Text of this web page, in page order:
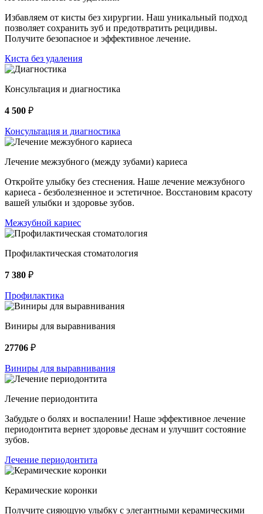
Избавляем от кисты без хирургии. Наш уникальный подход
позволяет сохранить зуб и предотвратить рецидивы.
Получите безопасное и эффективное лечение.
Киста без удаления
Консультация и диагностика
4 500 ₽
Консультация и диагностика
Лечение межзубного (между зубами) кариеса
Откройте улыбку без стеснения. Наше лечение межзубного
кариеса - безболезненное и эстетичное. Восстановим красоту
вашей улыбки и здоровье зубов.
Межзубной кариес
Профилактическая стоматология
7 380 ₽
Профилактика
Виниры для выравнивания
27706 ₽
Виниры для выравнивания
Лечение периодонтита
Забудьте о болях и воспалении! Наше эффективное лечение
периодонтита вернет здоровье деснам и улучшит состояние
зубов.
Лечение периодонтита
Керамические коронки
Получите сияющую улыбку с элегантными керамическими